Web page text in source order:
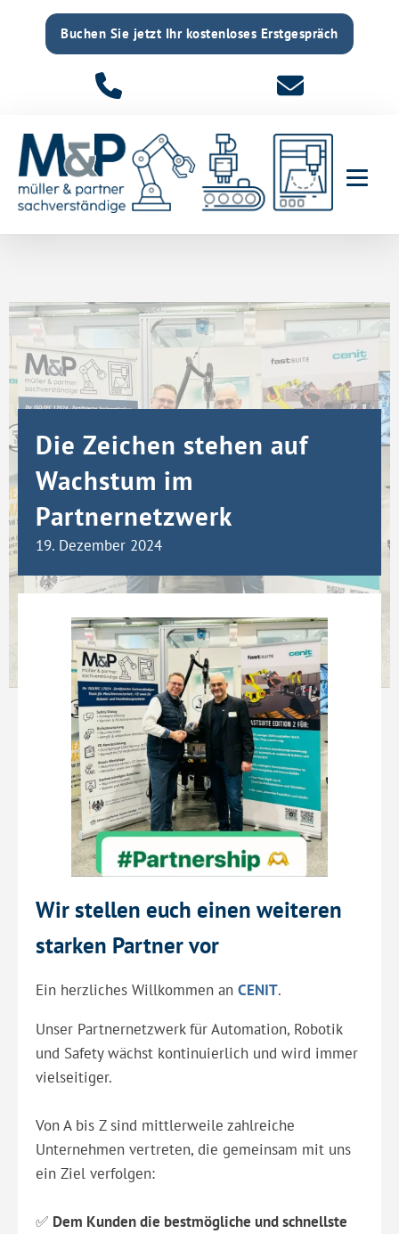
Buchen Sie jetzt Ihr kostenloses Erstgespräch
Die Zeichen stehen auf
Wachstum im
Partnernetzwerk
19. Dezember 2024
Wir stellen euch einen weiteren
starken Partner vor
Ein herzliches Willkommen an CENIT.
Unser Partnernetzwerk für Automation, Robotik
und Safety wächst kontinuierlich und wird immer
vielseitiger.
Von A bis Z sind mittlerweile zahlreiche
Unternehmen vertreten, die gemeinsam mit uns
ein Ziel verfolgen:
✅ Dem Kunden die bestmögliche und schnellste